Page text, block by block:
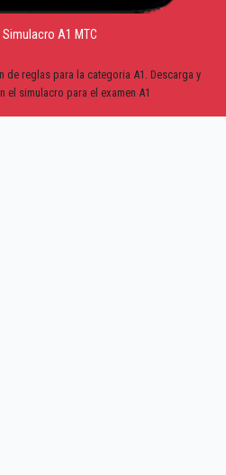
Simulacro A1 MTC
de reglas para la categoria A1. Descarga y
el simulacro para el examen A1